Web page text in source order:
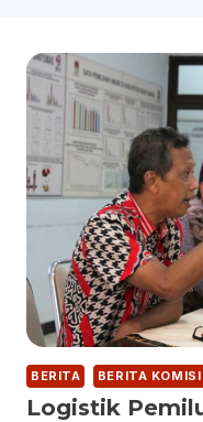
BERITA BERITA
Logistik